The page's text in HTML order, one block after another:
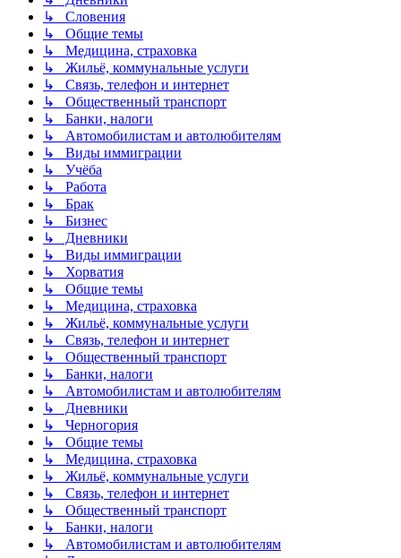
↳ Словения
↳ Общие темы
↳ Медицина, страховка
↳ Жильё, коммунальные услуги
↳ Связь, телефон и интернет
↳ Общественный транспорт
↳ Банки, налоги
↳ Автомобилистам и автолюбителям
↳ Виды иммиграции
↳ Учёба
↳ Работа
↳ Брак
↳ Бизнес
↳ Дневники
↳ Виды иммиграции
↳ Хорватия
↳ Общие темы
↳ Медицина, страховка
↳ Жильё, коммунальные услуги
↳ Связь, телефон и интернет
↳ Общественный транспорт
↳ Банки, налоги
↳ Автомобилистам и автолюбителям
↳ Дневники
↳ Черногория
↳ Общие темы
↳ Медицина, страховка
↳ Жильё, коммунальные услуги
↳ Связь, телефон и интернет
↳ Общественный транспорт
↳ Банки, налоги
↳ Автомобилистам и автолюбителям